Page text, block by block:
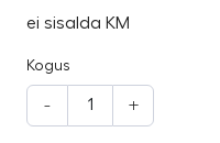
ei sisalda KM
Kogus
- +